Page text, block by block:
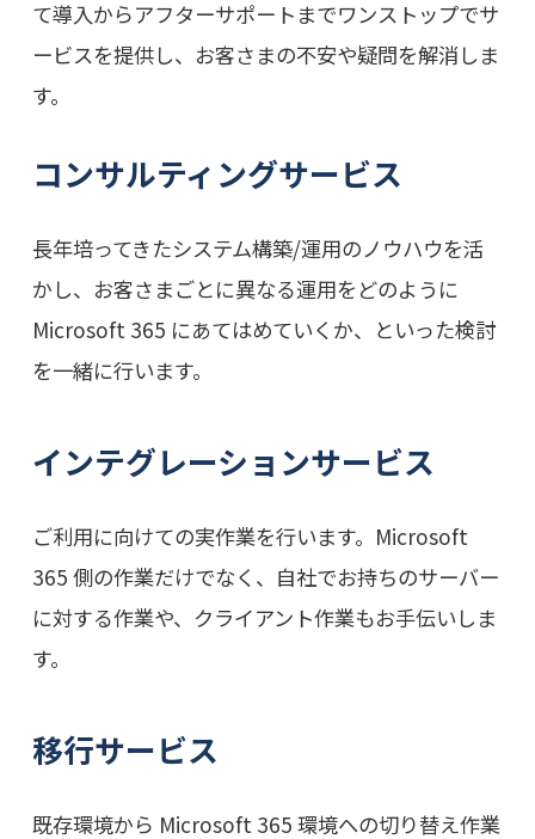
て導入からアフターサポートまでワンストップでサ
ービスを提供し、お客さまの不安や疑問を解消しま
す。
コンサルティングサービス
長年培ってきたシステム構築/運用のノウハウを活
かし、お客さまごとに異なる運用をどのように
Microsoft 365 にあてはめていくか、といった検討
を一緒に行います。
インテグレーションサービス
ご利用に向けての実作業を行います。Microsoft
365 側の作業だけでなく、自社でお持ちのサーバー
に対する作業や、クライアント作業もお手伝いしま
す。
移行サービス
既存環境から Microsoft 365 環境への切り替え作業